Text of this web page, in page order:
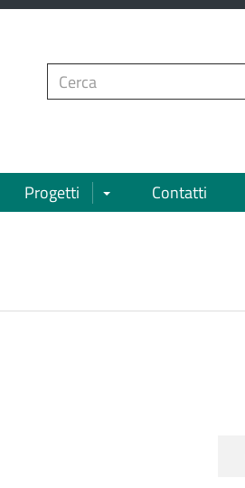
per:
Progetti Apri/chiudi sottomenù
Contatti